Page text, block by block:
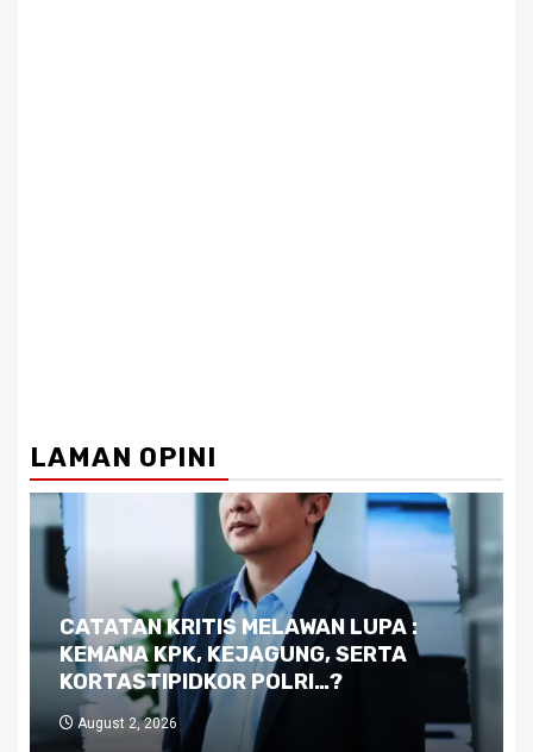
LAMAN OPINI
Dilema Kaltim di Tengah Krisis:
Kutukan Sumber Daya Alam dan
Pemimpin yang Tak Kreatif
July 29, 2026